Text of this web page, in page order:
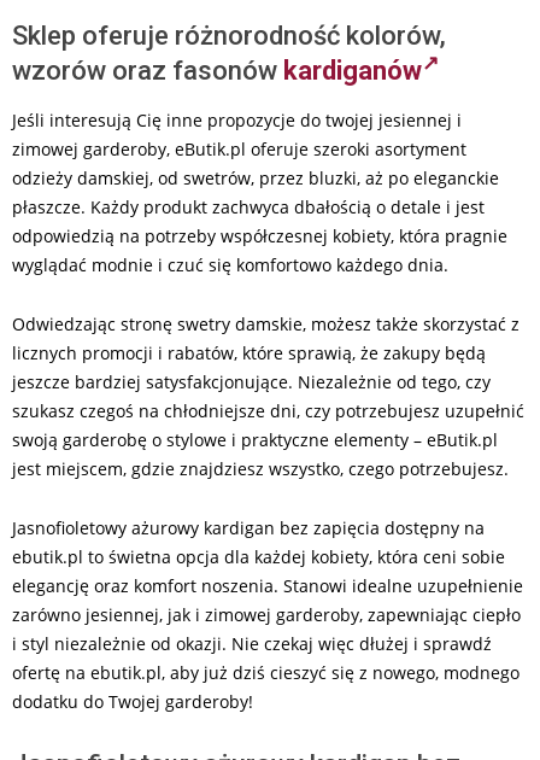
Sklep oferuje różnorodność kolorów,
wzorów oraz fasonów kardiganów
Jeśli interesują Cię inne propozycje do twojej jesiennej i
zimowej garderoby, eButik.pl oferuje szeroki asortyment
odzieży damskiej, od swetrów, przez bluzki, aż po eleganckie
płaszcze. Każdy produkt zachwyca dbałością o detale i jest
odpowiedzią na potrzeby współczesnej kobiety, która pragnie
wyglądać modnie i czuć się komfortowo każdego dnia.
Odwiedzając stronę swetry damskie, możesz także skorzystać z
licznych promocji i rabatów, które sprawią, że zakupy będą
jeszcze bardziej satysfakcjonujące. Niezależnie od tego, czy
szukasz czegoś na chłodniejsze dni, czy potrzebujesz uzupełnić
swoją garderobę o stylowe i praktyczne elementy – eButik.pl
jest miejscem, gdzie znajdziesz wszystko, czego potrzebujesz.
Jasnofioletowy ażurowy kardigan bez zapięcia dostępny na
ebutik.pl to świetna opcja dla każdej kobiety, która ceni sobie
elegancję oraz komfort noszenia. Stanowi idealne uzupełnienie
zarówno jesiennej, jak i zimowej garderoby, zapewniając ciepło
i styl niezależnie od okazji. Nie czekaj więc dłużej i sprawdź
ofertę na ebutik.pl, aby już dziś cieszyć się z nowego, modnego
dodatku do Twojej garderoby!